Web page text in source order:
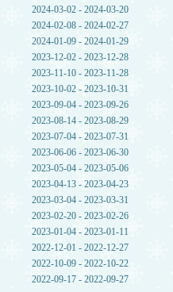
2024-03-02 - 2024-03-20
2024-02-08 - 2024-02-27
2024-01-09 - 2024-01-29
2023-12-02 - 2023-12-28
2023-11-10 - 2023-11-28
2023-10-02 - 2023-10-31
2023-09-04 - 2023-09-26
2023-08-14 - 2023-08-29
2023-07-04 - 2023-07-31
2023-06-06 - 2023-06-30
2023-05-04 - 2023-05-06
2023-04-13 - 2023-04-23
2023-03-04 - 2023-03-31
2023-02-20 - 2023-02-26
2023-01-04 - 2023-01-11
2022-12-01 - 2022-12-27
2022-10-09 - 2022-10-22
2022-09-17 - 2022-09-27